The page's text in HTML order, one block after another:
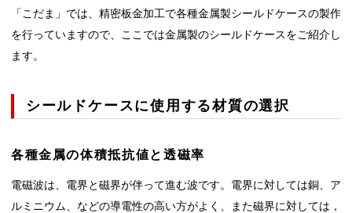
「こだま」では、精密板金加工で各種金属製シールドケースの製作
を行っていますので、ここでは金属製のシールドケースをご紹介し
ます。
シールドケースに使用する材質の選択
各種金属の体積抵抗値と透磁率
電磁波は、電界と磁界が伴って進む波です。電界に対しては銅、ア
ルミニウム、などの導電性の高い方がよく、また磁界に対しては，